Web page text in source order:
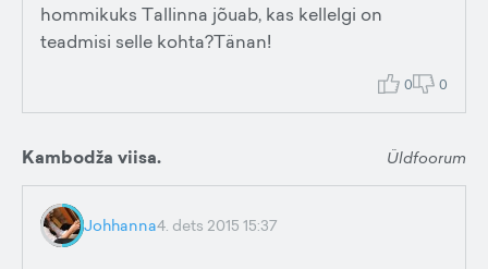
hommikuks Tallinna jõuab, kas kellelgi on
teadmisi selle kohta?Tänan!
0 0
Kambodža viisa. Üldfoorum
Johhanna4. dets 2015 15:37